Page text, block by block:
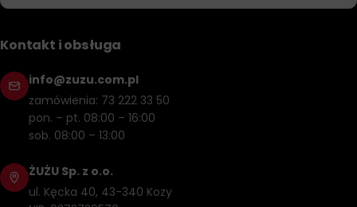
Kontakt i obsługa
info@zuzu.com.pl
zamówienia: 73 222 33 50
pon. – pt. 08:00 – 16:00
sob. 08:00 – 13:00
ŻUŻU Sp. z o.o.
ul. Kęcka 40, 43-340 Kozy